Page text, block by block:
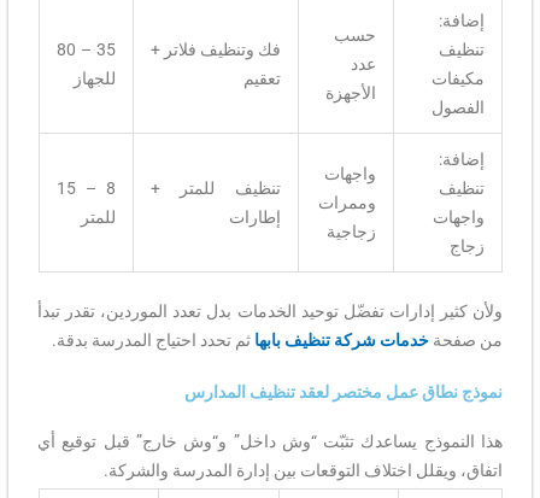
إضافة:
تنظيف
مكيفات
الفصول
حسب
عدد
الأجهزة
فك وتنظيف فلاتر +
تعقيم
35 – 80
للجهاز
إضافة:
تنظيف
واجهات
زجاج
واجهات
وممرات
زجاجية
تنظيف للمتر +
إطارات
8 – 15
للمتر
ولأن كثير إدارات تفضّل توحيد الخدمات بدل تعدد الموردين، تقدر تبدأ
من صفحةخدمات شركة تنظيف بابها ثم تحدد احتياج المدرسة بدقة.
نموذج نطاق عمل مختصر لعقد تنظيف المدارس
هذا النموذج يساعدك تثبّت “وش داخل” و“وش خارج” قبل توقيع أي
اتفاق، ويقلل اختلاف التوقعات بين إدارة المدرسة والشركة.